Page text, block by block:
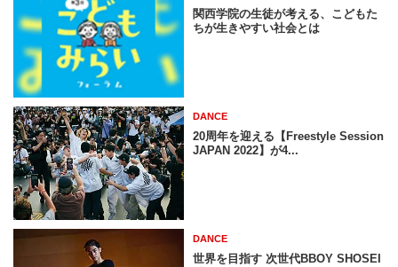
関西学院の生徒が考える、こどもた
ちが生きやすい社会とは
DANCE
20周年を迎える【Freestyle Session
JAPAN 2022】が4...
DANCE
世界を目指す 次世代BBOY SHOSEI